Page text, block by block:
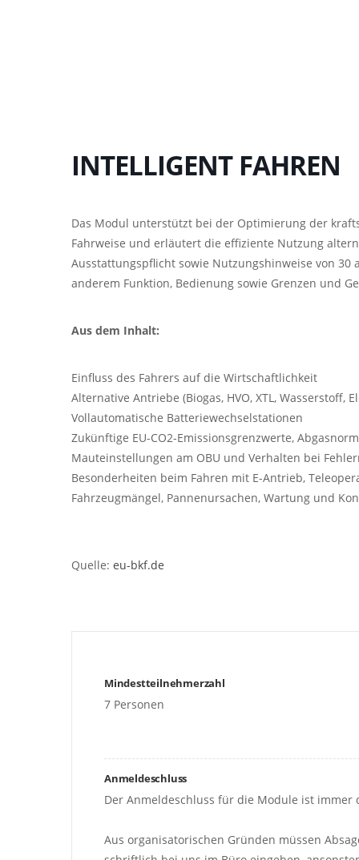
INTELLIGENT FAHREN
Das Modul unterstützt bei der Optimierung der
Fahrweise und erläutert die effiziente Nutzung
Ausstattungspflicht sowie Nutzungshinweise von
anderem Funktion, Bedienung sowie Grenzen und
Aus dem Inhalt:
Einfluss des Fahrers auf die Wirtschaftlichkeit
Alternative Antriebe (Biogas, HVO, XTL, Wasserstoff,
Vollautomatische Batteriewechselstationen
Zukünftige EU-CO2-Emissionsgrenzwerte,
Mauteinstellungen am OBU und Verhalten bei
Besonderheiten beim Fahren mit E-Antrieb,
Fahrzeugmängel, Pannenursachen, Wartung und
Quelle: eu-bkf.de
Mindestteilnehmerzahl
7 Personen
Anmeldeschluss
Der Anmeldeschluss für die Module ist immer
Aus organisatorischen Gründen müssen